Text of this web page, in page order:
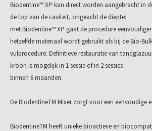
- gun
- doos XP 200 (10 cartridges)
- doos XP 500 (10 cartridges)
Biodentine™ XP kan direct worden aangebracht in
de top van de caviteit, ongeacht de diepte:
met Biodentine™ XP gaat de procedure
hetzelfde materiaal wordt gebruikt als bij de Bio-
vulprocedure. Definitieve restauratie van
kroon is mogelijk in 1 sessie of in 2 sessies
binnen 6 maanden.
De BiodentineTM Mixer zorgt voor een eenvoudige
BiodentineTM heeft unieke bioactieve en